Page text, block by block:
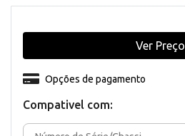
Compativel com:
Opções de pagamento
Ver Preço